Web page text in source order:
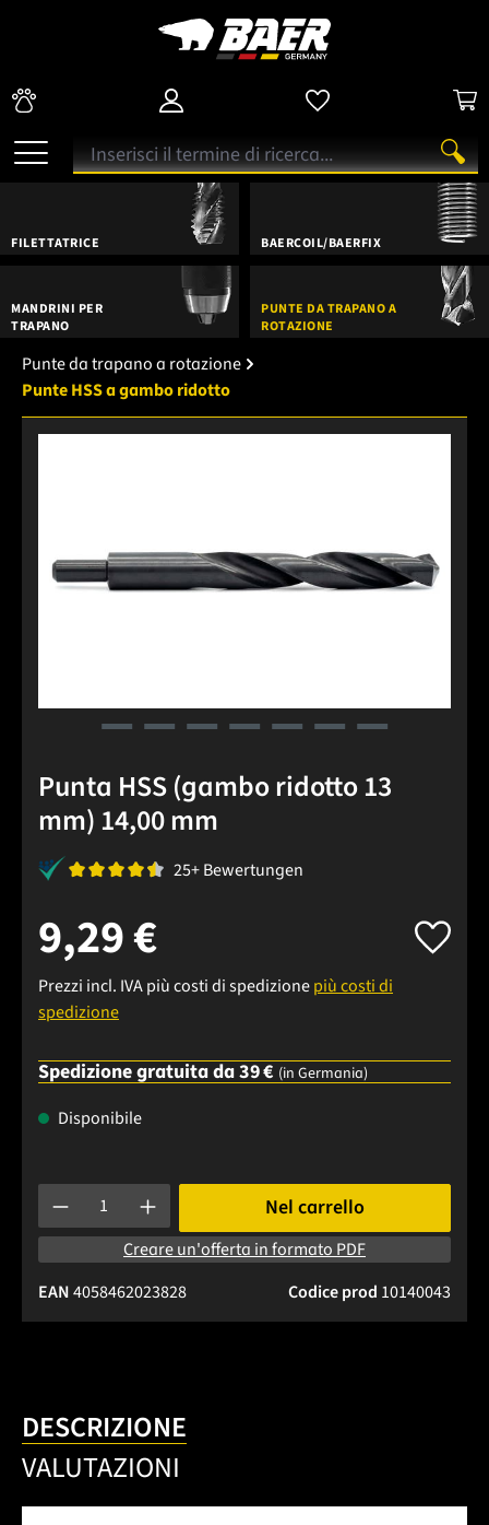
FILETTATRICE BAERCOIL/BAERFIX
MANDRINI PER
TRAPANO
PUNTE DA TRAPANO A
ROTAZIONE
Punte da trapano a rotazione
Punte HSS a gambo ridotto
Punta HSS (gambo ridotto 13
mm) 14,00 mm
25+ Bewertungen
9,29 €
Prezzi incl. IVA più costi di spedizionepiù costi di
spedizione
Spedizione gratuita da 39 € (in Germania)
Disponibile
Quantità del prodotto: inserisci la quantità desiderata o
Nel carrello
Creare un'offerta in formato PDF
Codice prod 10140043
EAN4058462023828
DESCRIZIONE
VALUTAZIONI